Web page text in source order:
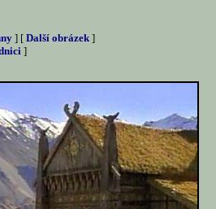
] [ Další obrázek ]
]